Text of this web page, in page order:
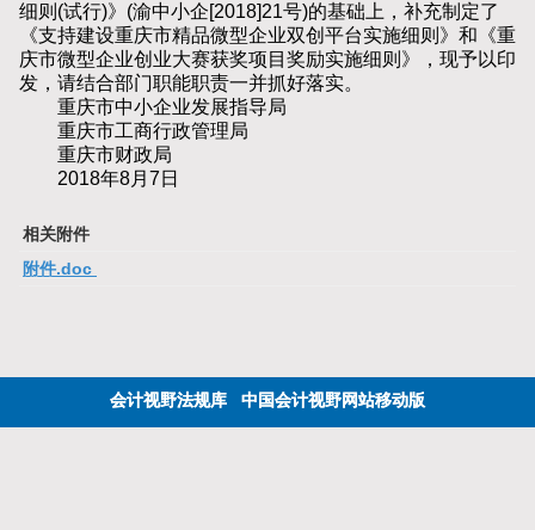
细则(试行)》(渝中小企[2018]21号)的基础上，补充制定了
《支持建设重庆市精品微型企业双创平台实施细则》和《重
庆市微型企业创业大赛获奖项目奖励实施细则》，现予以印
发，请结合部门职能职责一并抓好落实。
重庆市中小企业发展指导局
重庆市工商行政管理局
重庆市财政局
2018年8月7日
相关附件
附件.doc
会计视野法规库 中国会计视野网站移动版